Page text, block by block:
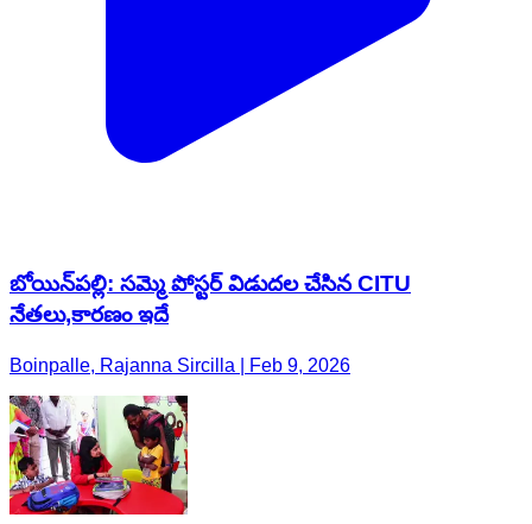
బోయిన్‌పల్లి: సమ్మె పోస్టర్ విడుదల చేసిన CITU
నేతలు,కారణం ఇదే
Boinpalle, Rajanna Sircilla | Feb 9, 2026